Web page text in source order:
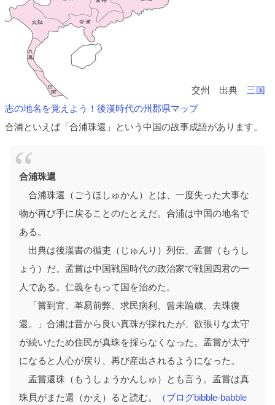
交州 出典 三国
志の地名を覚えよう！後漢時代の州郡県マップ
合浦といえば「合浦珠還」という中国の故事成語があります。
合浦珠還
合浦珠還（ごうほしゅかん）とは、一度失った大事な
物が再び手に戻ることのたとえだ。合浦は中国の地名で
ある。
出典は後漢書の循吏（じゅんり）列伝、孟嘗（もうし
ょう）だ。孟嘗は中国戦国時代の政治家で戦国四君の一
人である。仁義をもって国を治めた。
「嘗到官、革易前弊、求民病利、曾未踰歳、去珠復
還。」合浦は昔から良い真珠が採れたが、欲張りな太守
が続いたため住民が真珠を採らなくなった。孟嘗が太守
になると人心が戻り、再び産出されるようになった。
孟嘗還珠（もうしょうかんしゅ）とも言う。孟嘗は真
珠貝がまた還（かえ）ると読む。
（ブログbibble-babble